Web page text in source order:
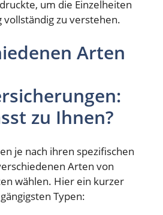
um die Einzelheiten
zu verstehen.
Arten
zu Ihnen?
je nach ihren spezifischen
Arten von
wählen. Hier ein kurzer
Typen: